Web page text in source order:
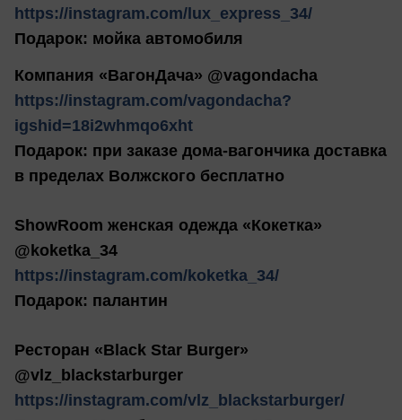
https://instagram.com/lux_express_34/
Подарок: мойка автомобиля
Компания «ВагонДача» @vagondacha
https://instagram.com/vagondacha?
igshid=18i2whmqo6xht
Подарок: при заказе дома-вагончика доставка
в пределах Волжского бесплатно
ShowRoom женская одежда «Кокетка»
@koketka_34
https://instagram.com/koketka_34/
Подарок: палантин
Ресторан «Black Star Burger»
@vlz_blackstarburger
https://instagram.com/vlz_blackstarburger/